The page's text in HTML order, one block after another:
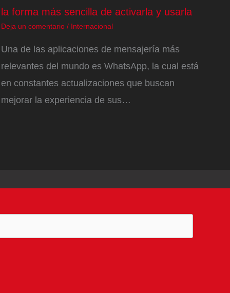
la forma más sencilla de activarla y usarla
Deja un comentario / Internacional
Una de las aplicaciones de mensajería más
relevantes del mundo es WhatsApp, la cual está
en constantes actualizaciones que buscan
mejorar la experiencia de sus…